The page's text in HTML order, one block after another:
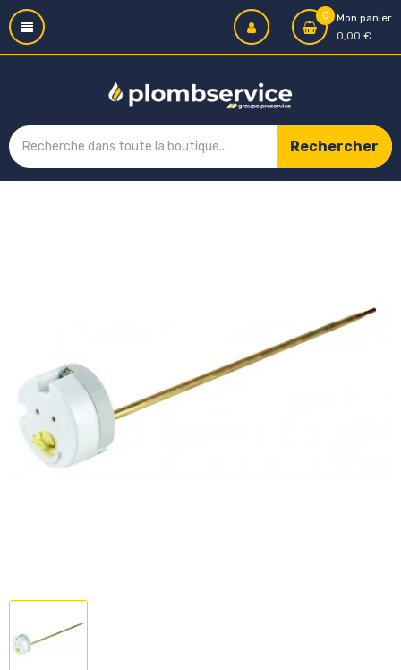
0
Mon panier
0,00 €
Rechercher